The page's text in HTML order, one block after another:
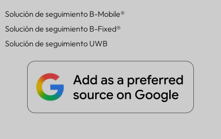
Solución de seguimiento B-Mobile®
Solución de seguimiento B-Fixed®
Solución de seguimiento UWB